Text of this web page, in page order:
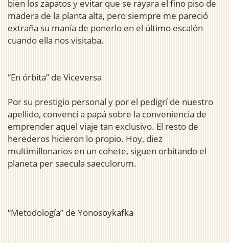
bien los zapatos y evitar que se rayara el fino piso de
madera de la planta alta, pero siempre me pareció
extraña su manía de ponerlo en el último escalón
cuando ella nos visitaba.
“En órbita” de Viceversa
Por su prestigio personal y por el pedigrí de nuestro
apellido, convencí a papá sobre la conveniencia de
emprender aquel viaje tan exclusivo. El resto de
herederos hicieron lo propio. Hoy, diez
multimillonarios en un cohete, siguen orbitando el
planeta per saecula saeculorum.
“Metodología” de Yonosoykafka